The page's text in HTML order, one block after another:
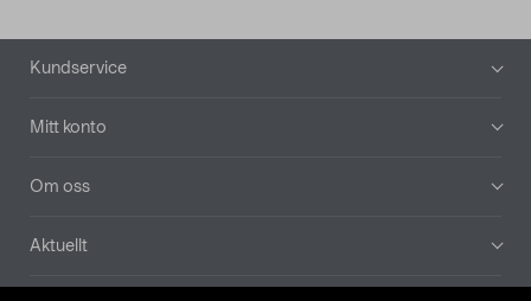
Sidfot
Kundservice
Mitt konto
Om oss
Aktuellt